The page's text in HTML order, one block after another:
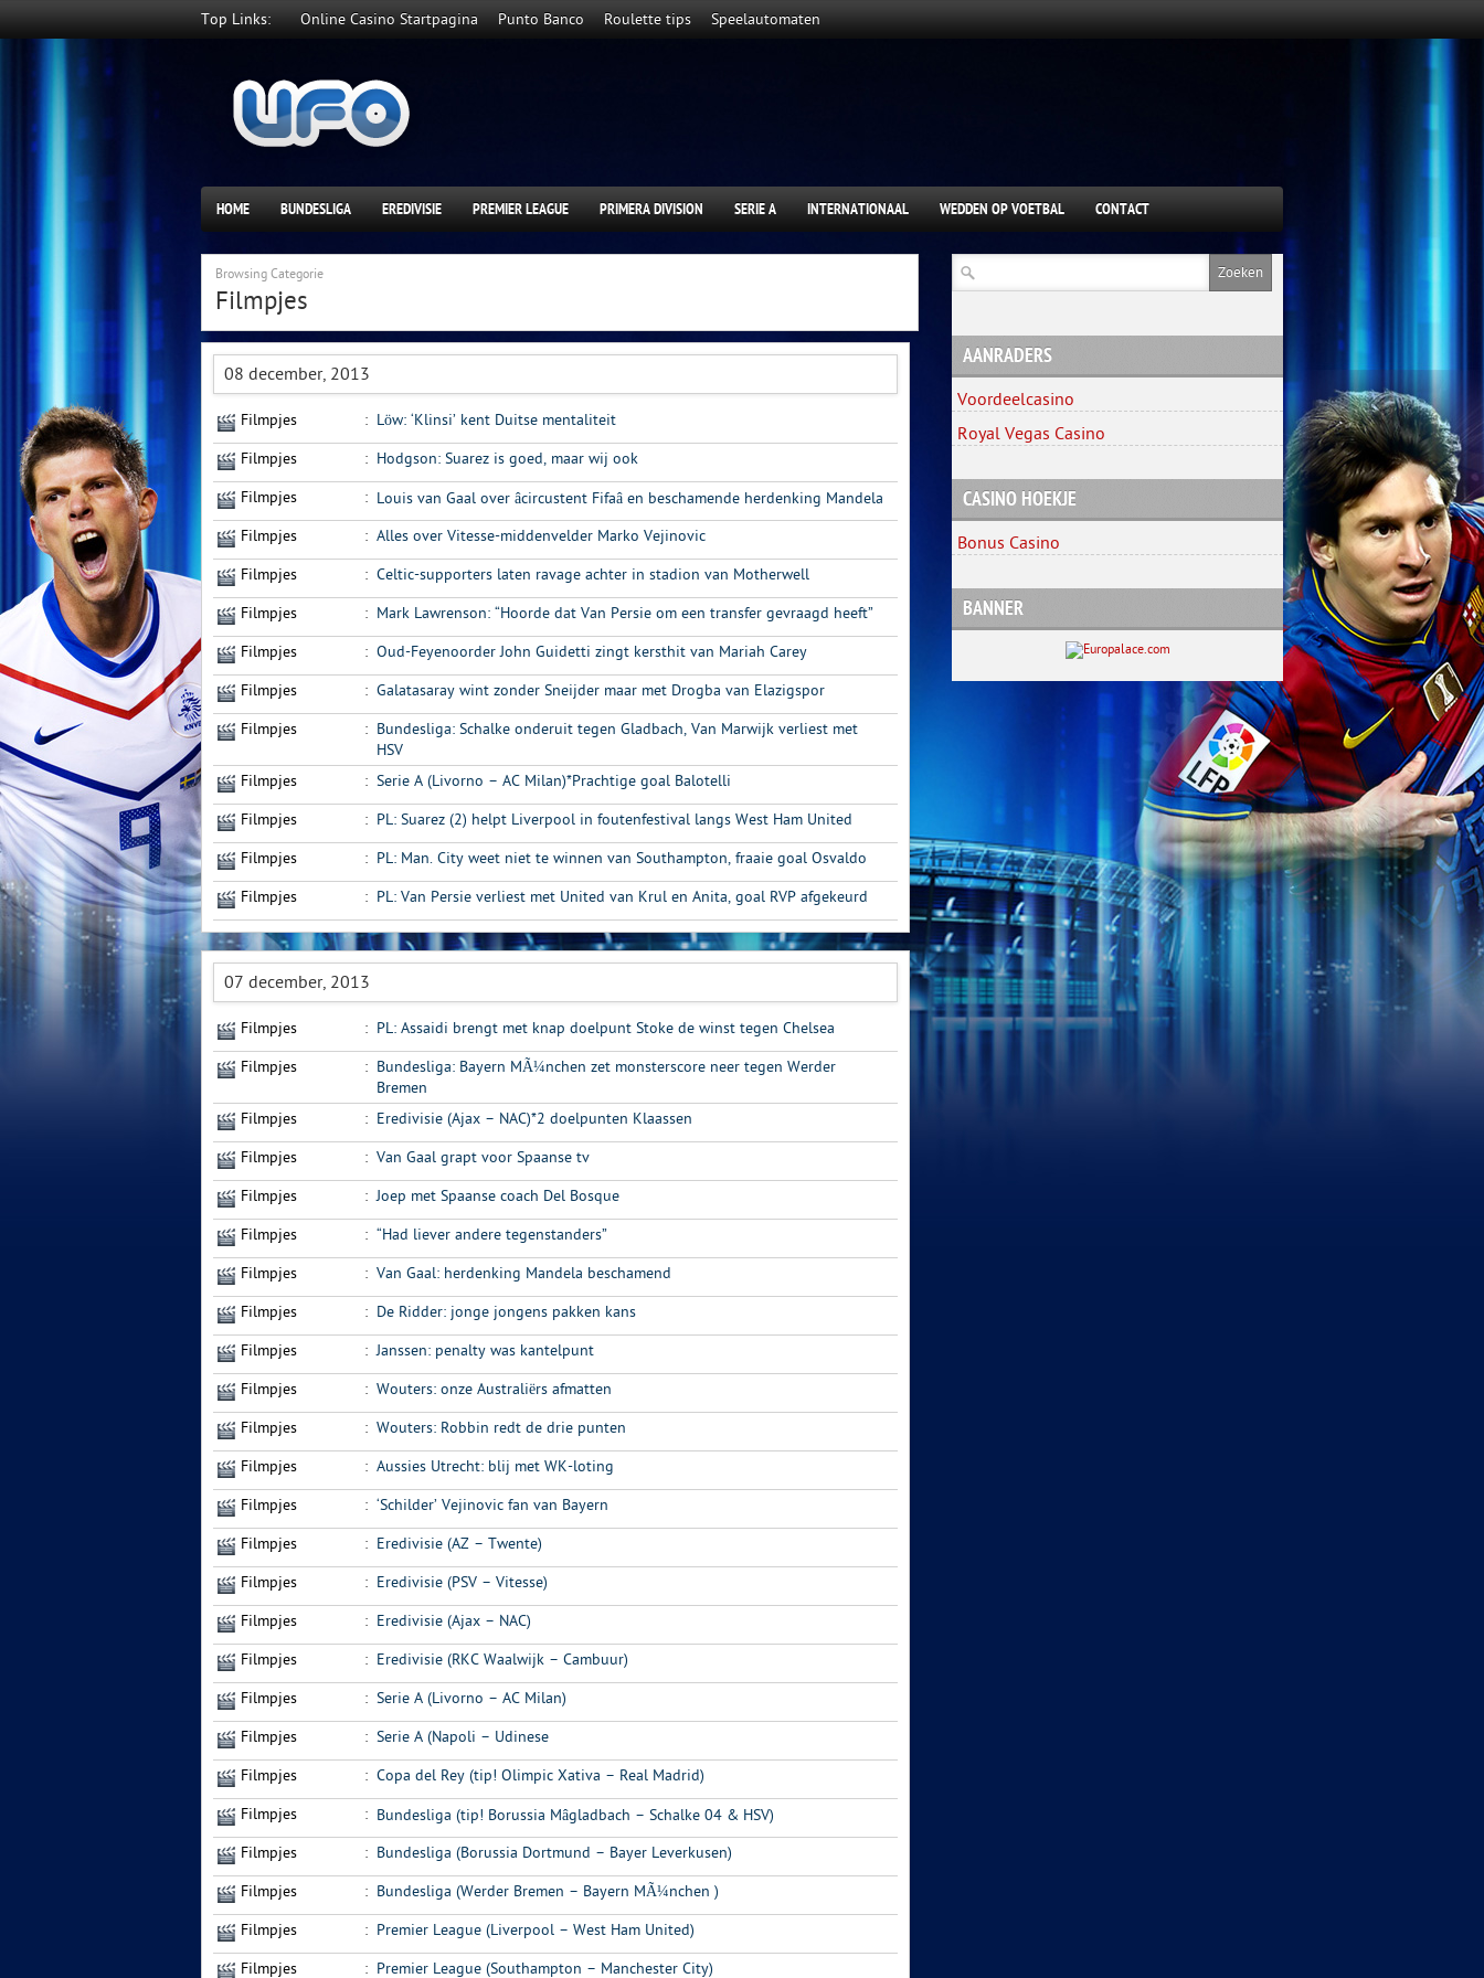
Top Links: Online Casino Startpagina Punto Banco Roulette tips Speelautomaten
HOME BUNDESLIGA EREDIVISIE PREMIER LEAGUE PRIMERA DIVISION SERIE A INTERNATIONAAL WEDDEN OP VOETBAL CONTACT
Browsing Categorie
Filmpjes
08 december, 2013
Filmpjes : Löw: ‘Klinsi’ kent Duitse mentaliteit
Filmpjes : Hodgson: Suarez is goed, maar wij ook
Filmpjes : Louis van Gaal over âcircustent Fifaâ en beschamende herdenking Mandela
Filmpjes
: Alles over Vitesse-middenvelder Marko Vejinovic
Filmpjes : Celtic-supporters laten ravage achter in stadion van Motherwell
Filmpjes : Mark Lawrenson: “Hoorde dat Van Persie om een transfer gevraagd heeft”
Filmpjes : Oud-Feyenoorder John Guidetti zingt kersthit van Mariah Carey
Filmpjes : Galatasaray wint zonder Sneijder maar met Drogba van Elazigspor
Filmpjes : Bundesliga: Schalke onderuit tegen Gladbach, Van Marwijk verliest met
HSV
Filmpjes
: Serie A (Livorno – AC Milan)*Prachtige goal Balotelli
Filmpjes : PL: Suarez (2) helpt Liverpool in foutenfestival langs West Ham United
Filmpjes : PL: Man. City weet niet te winnen van Southampton, fraaie goal Osvaldo
Filmpjes : PL: Van Persie verliest met United van Krul en Anita, goal RVP afgekeurd
07 december, 2013
Filmpjes : PL: Assaidi brengt met knap doelpunt Stoke de winst tegen Chelsea
Filmpjes : Bundesliga: Bayern MÃ¼nchen zet monsterscore neer tegen Werder
Bremen
Filmpjes
: Eredivisie (Ajax – NAC)*2 doelpunten Klaassen
Filmpjes : Van Gaal grapt voor Spaanse tv
Filmpjes : Joep met Spaanse coach Del Bosque
Filmpjes : “Had liever andere tegenstanders”
Filmpjes : Van Gaal: herdenking Mandela beschamend
Filmpjes : De Ridder: jonge jongens pakken kans
Filmpjes : Janssen: penalty was kantelpunt
Filmpjes : Wouters: onze Australiërs afmatten
Filmpjes : Wouters: Robbin redt de drie punten
Filmpjes : Aussies Utrecht: blij met WK-loting
Filmpjes : ‘Schilder’ Vejinovic fan van Bayern
Filmpjes : Eredivisie (AZ – Twente)
Filmpjes : Eredivisie (PSV – Vitesse)
Filmpjes : Eredivisie (Ajax – NAC)
Filmpjes : Eredivisie (RKC Waalwijk – Cambuur)
Filmpjes : Serie A (Livorno – AC Milan)
Filmpjes : Serie A (Napoli – Udinese
Filmpjes : Copa del Rey (tip! Olimpic Xativa – Real Madrid)
Filmpjes : Bundesliga (tip! Borussia Mâgladbach – Schalke 04 & HSV)
Filmpjes
: Bundesliga (Borussia Dortmund – Bayer Leverkusen)
Filmpjes : Bundesliga (Werder Bremen – Bayern MÃ¼nchen )
Filmpjes : Premier League (Liverpool – West Ham United)
Filmpjes : Premier League (Southampton – Manchester City)
AANRADERS
Voordeelcasino
Royal Vegas Casino
CASINO HOEKJE
Bonus Casino
BANNER